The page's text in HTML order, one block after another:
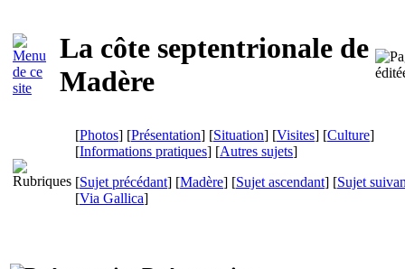
La côte septentrionale de
Madère
[Photos] [Présentation] [Situation] [Visites] [Culture]
[Informations pratiques] [Autres sujets]
[Sujet précédant] [Madère] [Sujet ascendant] [Sujet
[Via Gallica]